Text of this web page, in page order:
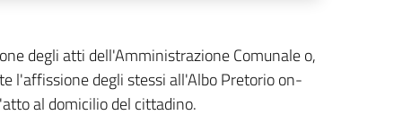
degli atti dell'Amministrazione Comunale o,
l'affissione degli stessi all'Albo Pretorio on-
al domicilio del cittadino.